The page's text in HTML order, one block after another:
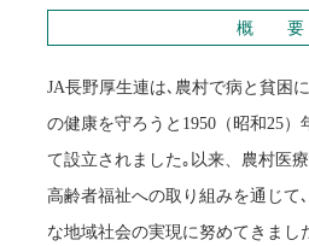
概 要
JA長野厚生連は､農村で病と貧困
の健康を守ろうと1950（昭和25）
て設立されました｡以来、農村医
高齢者福祉への取り組みを通じて
な地域社会の実現に努めてきまし